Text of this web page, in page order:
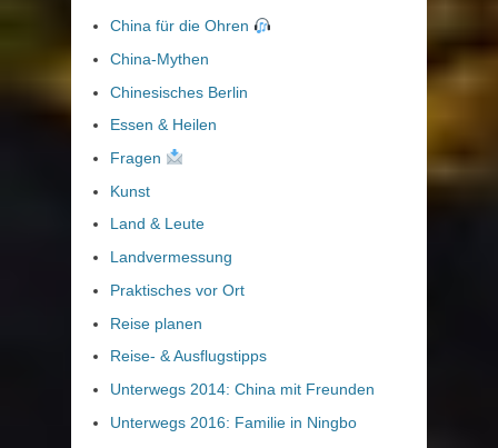
China für die Ohren
China-Mythen
Chinesisches Berlin
Essen & Heilen
Fragen
Kunst
Land & Leute
Landvermessung
Praktisches vor Ort
Reise planen
Reise- & Ausflugstipps
Unterwegs 2014: China mit Freunden
Unterwegs 2016: Familie in Ningbo